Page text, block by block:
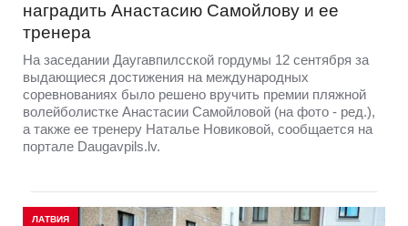
наградить Анастасию Самойлову и ее
тренера
На заседании Даугавпилсской гордумы 12 сентября за
выдающиеся достижения на международных
соревнованиях было решено вручить премии пляжной
волейболистке Анастасии Самойловой (на фото - ред.),
а также ее тренеру Наталье Новиковой, сообщается на
портале Daugavpils.lv.
ЛАТВИЯ